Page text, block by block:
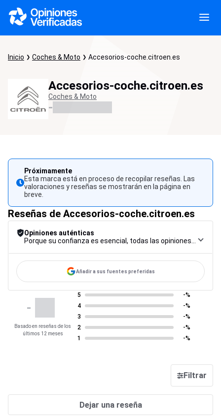
Inicio Coches & Moto Accesorios-coche.citroen.es
Accesorios-coche.citroen.es
Coches & Moto
-
Próximamente
Esta marca está en proceso de recopilar reseñas. Las
valoraciones y reseñas se mostrarán en la página en
breve.
Reseñas de Accesorios-coche.citroen.es
Opiniones auténticas
Añadir a sus fuentes preferidas
-
Basado en reseñas de los
últimos 12 meses
5
-%
4
-%
3
-%
2
-%
1
-%
Filtrar
Dejar una reseña